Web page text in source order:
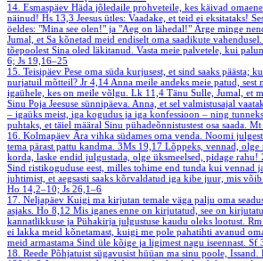
14. Esmaspäev Häda jõledaile prohveteile, kes käivad
näinud! Hs 13,3 Jeesus ütles: Vaadake, et teid ei eksitataks!
öeldes: "Mina see olen!" ja "Aeg on lähedal!" Ärge minge
Jumal, et Sa kõnetad meid endiselt oma saadikute
tõepoolest Sina oled läkitanud. Vasta meie palvetele, kui
6; Js 19,16–25
15. Teisipäev Pese oma süda kurjusest, et sind saaks päästa;
nurjatuil mõtteil? Jr 4,14 Anna meile andeks meie patud, sest
igaühele, kes on meile võlgu. Lk 11,4 Tänu Sulle, Jumal, et
Sinu Poja Jeesuse sünnipäeva. Anna, et sel valmistusajal
– igaüks meist, iga kogudus ja iga konfessioon – ning
puhtaks, et täiel määral Sinu pühadeõnnistustest osa saada. Mt
16. Kolmapäev Ära vihka südames oma venda. Noomi
tema pärast pattu kandma. 3Ms 19,17 Lõppeks, vennad, olge
korda, laske endid julgustada, olge üksmeelsed, pidage rahu!
Sind ristikoguduse eest, milles tohime end tunda kui vennad
juhtimist, et aegsasti saaks kõrvaldatud iga kibe juur, mis
Ho 14,2–10; Js 26,1–6
17. Neljapäev Kuigi ma kirjutan temale väga palju oma
asjaks. Ho 8,12 Mis iganes enne on kirjutatud, see on
kannatlikkuse ja Pühakirja julgustuse kaudu oleks lootust.
ei lakka meid kõnetamast, kuigi me pole pahatihti avanud
meid armastama Sind üle kõige ja ligimest nagu iseennast. Sf
18. Reede Põhjatuist sügavusist hüüan ma sinu poole,